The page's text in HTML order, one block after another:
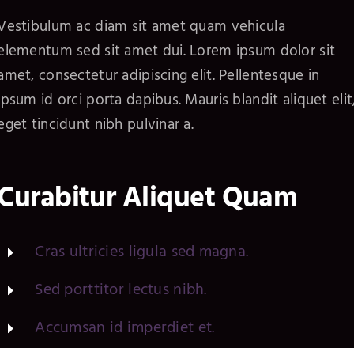
ac diam sit amet quam vehicula
sed sit amet dui. Lorem ipsum dolor sit
consectetur adipiscing elit. Pellentesque in
id orci porta dapibus. Mauris blandit aliquet
tincidunt nibh pulvinar a.
Aliquet Quam
Cras ultricies ligula sed magna.
Sed porttitor lectus nibh.
Accumsan id imperdiet et.